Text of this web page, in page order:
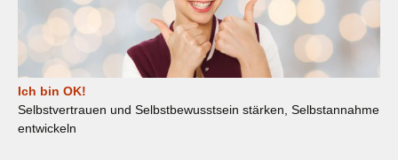
Ich bin OK!
Selbstvertrauen und Selbstbewusstsein stärken, Selbstannahme
entwickeln